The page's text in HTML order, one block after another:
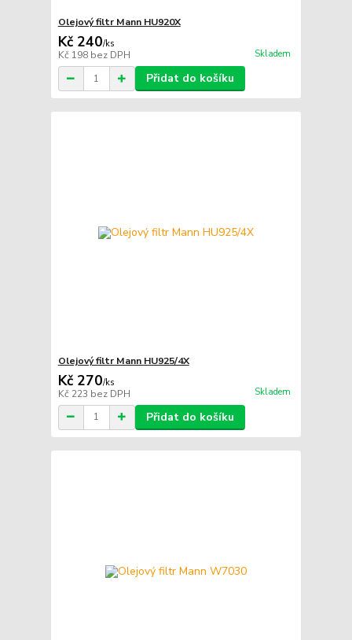
Olejový filtr Mann HU920X
Kč 240/ks
Kč 198 bez DPH Skladem
Přidat do košíku
Olejový filtr Mann HU925/4X
Kč 270/ks
Kč 223 bez DPH Skladem
Přidat do košíku